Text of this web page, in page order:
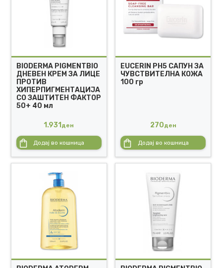
BIODERMA PIGMENTBIO
ДНЕВЕН КРЕМ ЗА ЛИЦЕ
ПРОТИВ
ХИПЕРПИГМЕНТАЦИЈА
СО ЗАШТИТЕН ФАКТОР
50+ 40 мл
1.931ден
Додај во кошница
EUCERIN PH5 САПУН ЗА
ЧУВСТВИТЕЛНА КОЖА
100 гр
270ден
Додај во кошница